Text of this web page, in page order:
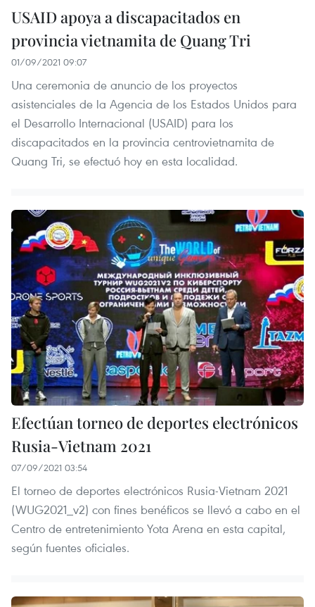
USAID apoya a discapacitados en
provincia vietnamita de Quang Tri
01/09/2021 09:07
Una ceremonia de anuncio de los proyectos
asistenciales de la Agencia de los Estados Unidos para
el Desarrollo Internacional (USAID) para los
discapacitados en la provincia centrovietnamita de
Quang Tri, se efectuó hoy en esta localidad.
Efectúan torneo de deportes electrónicos
Rusia-Vietnam 2021
07/09/2021 03:54
El torneo de deportes electrónicos Rusia-Vietnam 2021
(WUG2021_v2) con fines benéficos se llevó a cabo en el
Centro de entretenimiento Yota Arena en esta capital,
según fuentes oficiales.